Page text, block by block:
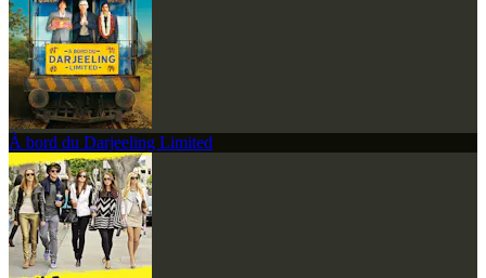
À bord du Darjeeling Limited